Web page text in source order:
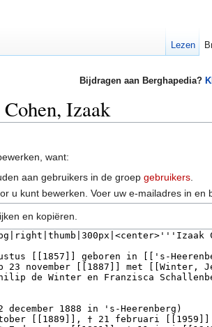
Bijdragen aan Berghapedia?
Izaak
want:
aan gebruikers in de groepgebruikers
u kunt bewerken. Voer uw e-mailadres in en
en kopiëren.
Lezen